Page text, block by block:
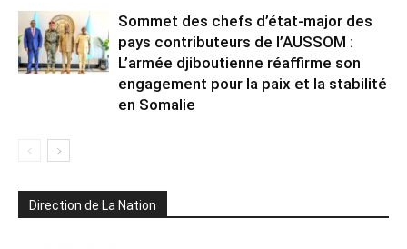
Sommet des chefs d’état-major des
pays contributeurs de l’AUSSOM :
L’armée djiboutienne réaffirme son
engagement pour la paix et la stabilité
en Somalie
Direction de La Nation